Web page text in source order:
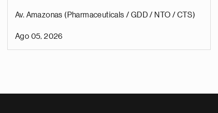
Av. Amazonas (Pharmaceuticals / GDD / NTO / CTS)
Ago 05, 2026